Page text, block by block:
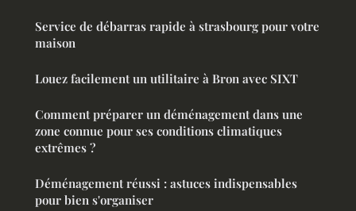
Service de débarras rapide à strasbourg pour votre
maison
Louez facilement un utilitaire à Bron avec SIXT
Comment préparer un déménagement dans une
zone connue pour ses conditions climatiques
extrêmes ?
Déménagement réussi : astuces indispensables
pour bien s'organiser